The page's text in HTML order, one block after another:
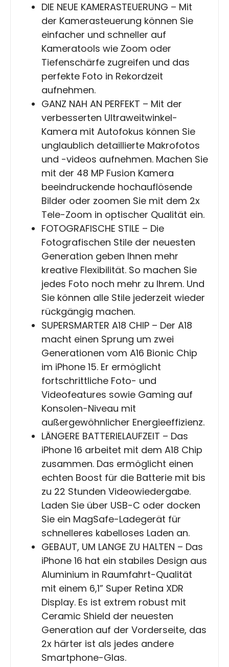
DIE NEUE KAMERASTEUERUNG – Mit
der Kamerasteuerung können Sie
einfacher und schneller auf
Kameratools wie Zoom oder
Tiefenschärfe zugreifen und das
perfekte Foto in Rekordzeit
aufnehmen.
GANZ NAH AN PERFEKT – Mit der
verbesserten Ultraweitwinkel-
Kamera mit Autofokus können Sie
unglaublich detaillierte Makrofotos
und -videos aufnehmen. Machen Sie
mit der 48 MP Fusion Kamera
beeindruckende hochauflösende
Bilder oder zoomen Sie mit dem 2x
Tele-Zoom in optischer Qualität ein.
FOTOGRAFISCHE STILE – Die
Fotografischen Stile der neuesten
Generation geben Ihnen mehr
kreative Flexibilität. So machen Sie
jedes Foto noch mehr zu Ihrem. Und
Sie können alle Stile jederzeit wieder
rückgängig machen.
SUPERSMARTER A18 CHIP – Der A18
macht einen Sprung um zwei
Generationen vom A16 Bionic Chip
im iPhone 15. Er ermöglicht
fortschrittliche Foto- und
Videofeatures sowie Gaming auf
Konsolen-Niveau mit
außergewöhnlicher Energieeffizienz.
LÄNGERE BATTERIELAUFZEIT – Das
iPhone 16 arbeitet mit dem A18 Chip
zusammen. Das ermöglicht einen
echten Boost für die Batterie mit bis
zu 22 Stunden Videowiedergabe.
Laden Sie über USB-C oder docken
Sie ein MagSafe-Ladegerät für
schnelleres kabelloses Laden an.
GEBAUT, UM LANGE ZU HALTEN – Das
iPhone 16 hat ein stabiles Design aus
Aluminium in Raumfahrt-Qualität
mit einem 6,1” Super Retina XDR
Display. Es ist extrem robust mit
Ceramic Shield der neuesten
Generation auf der Vorderseite, das
2x härter ist als jedes andere
Smartphone-Glas.